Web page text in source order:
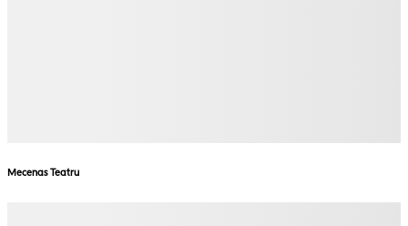
Mecenas Teatru